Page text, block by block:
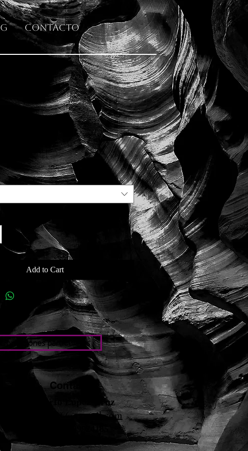
Contacto
Add to Cart
Condiciones particulares
Contacto
Roberto López Cruz
robertolc66@gmail.com